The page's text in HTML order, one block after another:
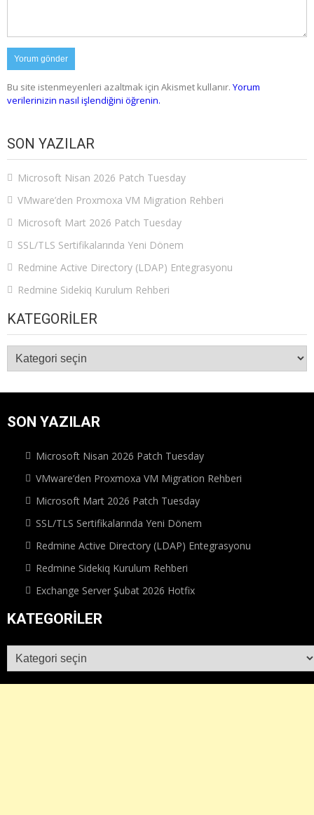
Bu site istenmeyenleri azaltmak için Akismet kullanır. Yorum
verilerinizin nasıl işlendiğini öğrenin.
SON YAZILAR
Microsoft Nisan 2026 Patch Tuesday
VMware’den Proxmoxa VM Migration Rehberi
Microsoft Mart 2026 Patch Tuesday
SSL/TLS Sertifikalarında Yeni Dönem
Redmine Active Directory (LDAP) Entegrasyonu
Redmine Sidekiq Kurulum Rehberi
KATEGORILER
Kategoriler
SON YAZILAR
Microsoft Nisan 2026 Patch Tuesday
VMware’den Proxmoxa VM Migration Rehberi
Microsoft Mart 2026 Patch Tuesday
SSL/TLS Sertifikalarında Yeni Dönem
Redmine Active Directory (LDAP) Entegrasyonu
Redmine Sidekiq Kurulum Rehberi
Exchange Server Şubat 2026 Hotfix
KATEGORILER